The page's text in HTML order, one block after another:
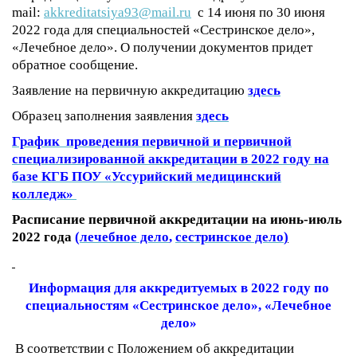
mail: akkreditatsiya93@mail.ru с 14 июня по 30 июня
2022 года для специальностей «Сестринское дело»,
«Лечебное дело». О получении документов придет
обратное сообщение.
Заявление на первичную аккредитацию здесь
Образец заполнения заявления здесь
График проведения первичной и первичной
специализированной аккредитации в 2022 году на
базе КГБ ПОУ «Уссурийский медицинский
колледж»
Расписание первичной аккредитации на июнь-июль
2022 года (лечебное дело, сестринское дело)
Информация для аккредитуемых в 2022 году по
специальностям «Сестринское дело», «Лечебное
дело»
В соответствии с Положением об аккредитации